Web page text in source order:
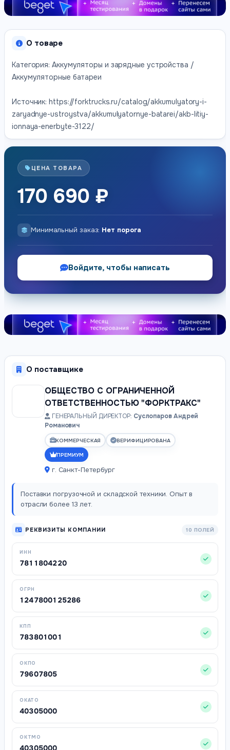
О товаре
Категория: Аккумуляторы и зарядные устройства /
Аккумуляторные батареи
Источник: https://forktrucks.ru/catalog/akkumulyatory-i-
zaryadnye-ustroystva/akkumulyatornye-batarei/akb-litiy-
ionnaya-enerbyte-3122/
ЦЕНА ТОВАРА
170 690 ₽
Минимальный заказ: Нет порога
Войдите, чтобы написать
О поставщике
ОБЩЕСТВО С ОГРАНИЧЕННОЙ
ОТВЕТСТВЕННОСТЬЮ "ФОРКТРАКС"
ГЕНЕРАЛЬНЫЙ ДИРЕКТОР: Суслопаров Андрей
Романович
КОММЕРЧЕСКАЯ ВЕРИФИЦИРОВАНА
ПРЕМИУМ
г. Санкт-Петербург
Поставки погрузочной и складской техники. Опыт в
отрасли более 13 лет.
РЕКВИЗИТЫ КОМПАНИИ 10 ПОЛЕЙ
ИНН
7811804220
ОГРН
1247800125286
КПП
783801001
ОКПО
79607805
ОКАТО
40305000
ОКТМО
40305000